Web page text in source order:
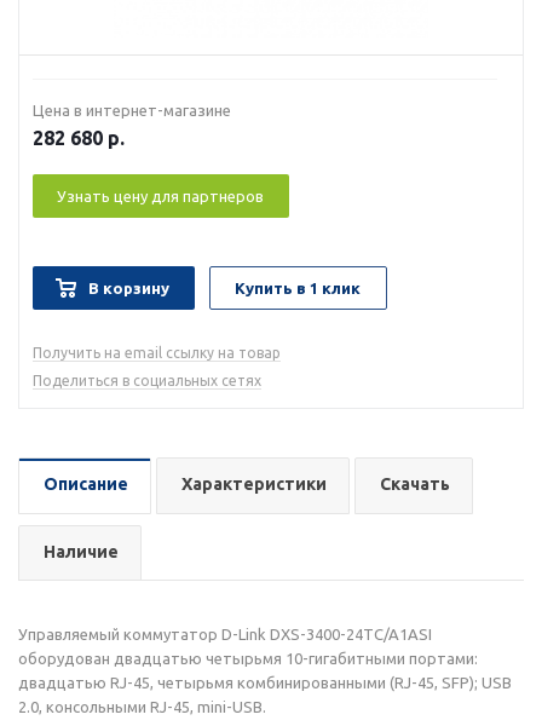
Цена в интернет-магазине
282 680 р.
Узнать цену для партнеров
В корзину Купить в 1 клик
Получить на email ссылку на товар
Поделиться в социальных сетях
Описание Характеристики Скачать
Наличие
Управляемый коммутатор D-Link DXS-3400-24TC/A1ASI
оборудован двадцатью четырьмя 10-гигабитными портами:
двадцатью RJ-45, четырьмя комбинированными (RJ-45, SFP); USB
2.0, консольными RJ-45, mini-USB.